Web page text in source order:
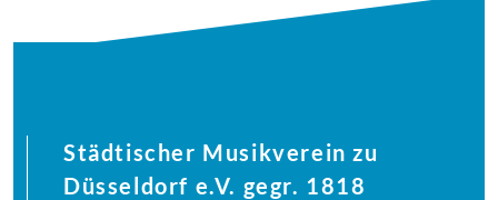
Städtischer Musikverein zu
Düsseldorf e.V. gegr. 1818